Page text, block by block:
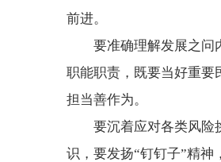
前进。
要准确理解发展之问
职能职责，既要当好重要
担当善作为。
要沉着应对各类风险
识，要发扬“钉钉子”精